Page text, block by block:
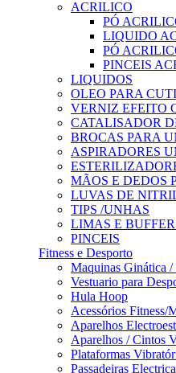
ACRILICO
PÓ
LIQUIDO
PÓ
PINCEIS
LIQUIDOS
OLEO PARA
VERNIZ EFEITO
CATALISADOR
BROCAS PARA
ASPIRADORES
MÃOS E DEDOS
LUVAS DE
TIPS /UNHAS
LIMAS E
PINCEIS
Fitness e Desporto
Maquinas Ginática
Vestuario para
Hula Hoop
Acessórios Fitness/
Aparelhos
Aparelhos / Cintos
Plataformas
Passadeiras